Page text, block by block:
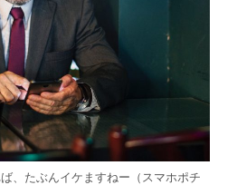
、たぶんイケますねー（スマホポチ